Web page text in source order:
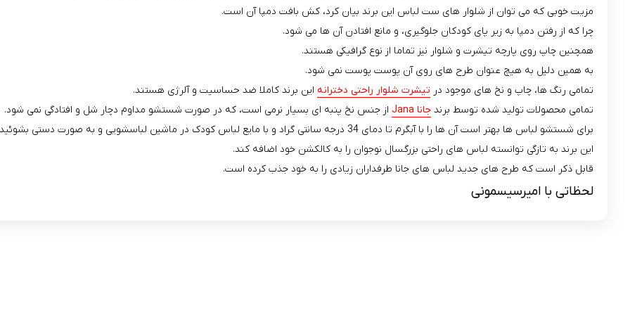
مزیت خوبی که می توان از شلوار های ست لباس این برند بیان کرد، کش بافت دمپا آن است.
چرا که از رفتن دمپا به زیر پای کودکان جلوگیری، و مانع افتادن آن ها می شود.
همچنین چاپ روی پارچه تیشرت و شلوار نیز تماما از نوع گرافیکی هستند.
به همین دلیل به هیچ عنوان طرح های روی آن پوست پوست نمی شود.
تمامی رنگ ها، چاپ و نخ های موجود در تیشرت شلوار راحتی دخترانه این برند کاملا ضد حساسیت و آلرژی هستند.
تمامی محصولات تولید شده توسط برند جانا Jana
از جنس نخ پنبه ای بسیار نرمی است، که در صورت شستشو مداوم دچار شل و افتادگی نمی شود.
برای شستشو لباس ها بهتر است آن ها را با آبگرم تا دمای 34 درجه سانتی گراد و با مایع لباس کودک در ماشین لباسشویی و به صورت دستی بشوئید.
این برند به تازگی توانسته لباس های راحتی بزرگسال نوجوان را به کالکشن خود اضافه کند.
قابل ذکر است که طرح های جدید لباس های جانا طرفداران زیادی را به خود جذب کرده است.
لحظاتی با امیرسیسمونی